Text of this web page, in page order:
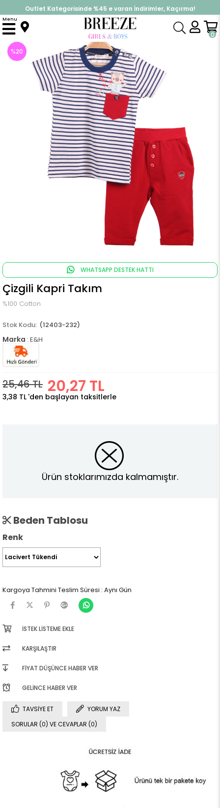
Outlet Kategorisinde %45 e varan İndirimler, Kaçırma!
İndirimlere ek %10 İndirimi Kap, Hemen Üye Ol!
0
Menu
Anasayfa Takımlar Kapri & Şort Takım Çizgili Kapri Takım
%20
WHATSAPP DESTEK HATTI
Çizgili Kapri Takım
%100 Cotton
(12403-232)
Marka : E&H
25,46 TL 20,27 TL
3,38 TL 'den başlayan taksitlerle
Ürün stoklarımızda kalmamıştır.
Beden Tablosu
Renk
Kargoya Tahmini Teslim Süresi : Aynı Gün
İSTEK LISTEME EKLE
KARŞILAŞTIR
FIYAT DÜŞÜNCE HABER VER
GELINCE HABER VER
TAVSIYE ET
YORUM YAZ
SORULAR (0) VE CEVAPLAR (0)